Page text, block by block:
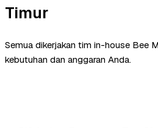
Timur
Semua dikerjakan tim in-house Bee
kebutuhan dan anggaran Anda.